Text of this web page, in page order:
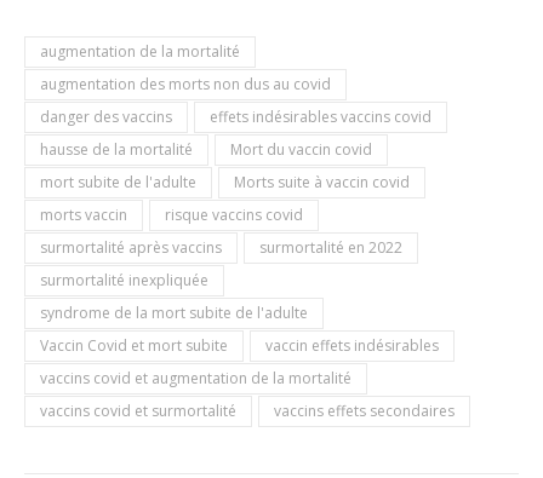
augmentation de la mortalité
augmentation des morts non dus au covid
danger des vaccins
effets indésirables vaccins covid
hausse de la mortalité
Mort du vaccin covid
mort subite de l'adulte
Morts suite à vaccin covid
morts vaccin
risque vaccins covid
surmortalité après vaccins
surmortalité en 2022
surmortalité inexpliquée
syndrome de la mort subite de l'adulte
Vaccin Covid et mort subite
vaccin effets indésirables
vaccins covid et augmentation de la mortalité
vaccins covid et surmortalité
vaccins effets secondaires